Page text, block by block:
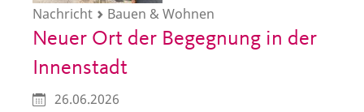
Nachricht Bauen & Wohnen
Neuer Ort der Begegnung in der
Innenstadt
26.06.2026